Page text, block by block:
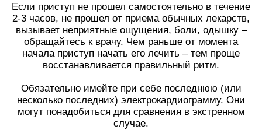
Если приступ не прошел самостоятельно в течение
2-3 часов, не прошел от приема обычных лекарств,
вызывает неприятные ощущения, боли, одышку –
обращайтесь к врачу. Чем раньше от момента
начала приступ начать его лечить – тем проще
восстанавливается правильный ритм.
Обязательно имейте при себе последнюю (или
несколько последних) электрокардиограмму. Они
могут понадобиться для сравнения в экстренном
случае.